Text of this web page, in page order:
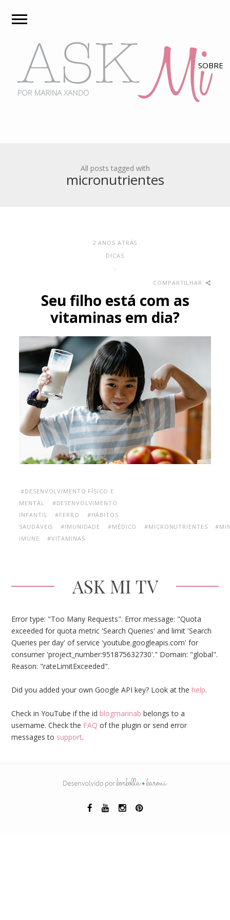
All posts tagged with
micronutrientes
2 ANOS ATRÁS
DICAS
-
COMPARTILHAR
Seu filho está com as
vitaminas em dia?
#DESENVOLVIMENTO FÍSICO E
MENTAL
#DESENVOLVIMENTO
INFANTIL
#FERRO
#HÁBITOS
SAUDÁVEIS
#IMUNIDADE #MÉDICO #MICRONUTRIENTES
IMUNE
#VITAMINAS
ASK MI TV
Error type: "Too Many Requests". Error message: "Quota
exceeded for quota metric 'Search Queries' and limit 'Search
Queries per day' of service 'youtube.googleapis.com' for
consumer 'project_number:951875632730'." Domain: "global".
Reason: "rateLimitExceeded".
Did you added your own Google API key? Look at the help.
Check in YouTube if the id blogmarinab belongs to a
username. Check the FAQ of the plugin or send error
messages to support.